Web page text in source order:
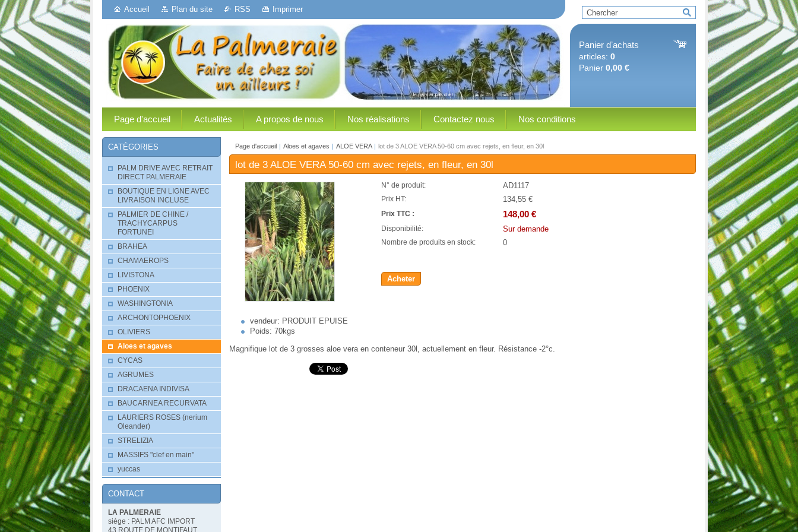
Accueil Plan du site RSS Imprimer
Panier dʼachats
articles: 0
Panier 0,00 €
Page d'accueil Actualités A propos de nous Nos réalisations Contactez nous Nos conditions
Page d'accueil | Aloes et agaves | ALOE VERA | lot de 3 ALOE VERA 50-60 cm avec rejets, en fleur, en 30l
lot de 3 ALOE VERA 50-60 cm avec rejets, en fleur, en 30l
vendeur: PRODUIT EPUISE
Poids: 70kgs
N° de produit: AD1117
Prix HT: 134,55 €
Prix TTC : 148,00 €
Disponibilité: Sur demande
Nombre de produits en stock: 0
Acheter
Magnifique lot de 3 grosses aloe vera en conteneur 30l, actuellement en fleur. Résistance -2°c.
CATÉGORIES
PALM DRIVE AVEC RETRAIT
DIRECT PALMERAIE
BOUTIQUE EN LIGNE AVEC
LIVRAISON INCLUSE
PALMIER DE CHINE /
TRACHYCARPUS
FORTUNEI
BRAHEA
CHAMAEROPS
LIVISTONA
PHOENIX
WASHINGTONIA
ARCHONTOPHOENIX
OLIVIERS
Aloes et agaves
CYCAS
AGRUMES
DRACAENA INDIVISA
BAUCARNEA RECURVATA
LAURIERS ROSES (nerium
Oleander)
STRELIZIA
MASSIFS "clef en main"
yuccas
CONTACT
LA PALMERAIE
siège : PALM AFC IMPORT
43 ROUTE DE MONTIFAUT